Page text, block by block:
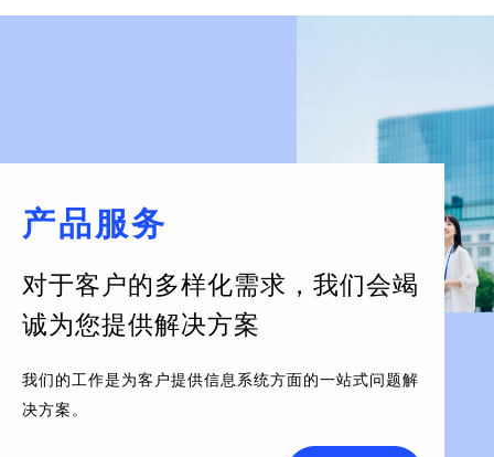
产品服务
对于客户的多样化需求， 我们会竭
诚为您提供解决方案
我们的工作是为客户提供信息系统方面的一站式问题解
决方案。